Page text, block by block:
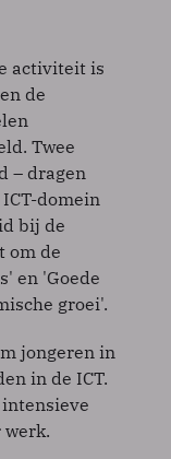
activiteit is
de
Twee
– dragen
domein
bij de
om de
en 'Goede
groei'.
jongeren in
in de ICT.